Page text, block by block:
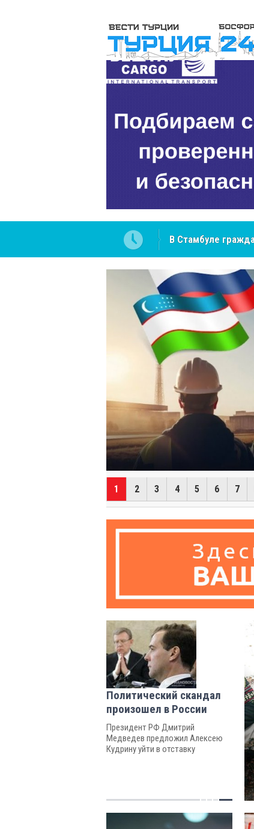
в юридических NCS Jeans:
ТЮРКСКИЙ
ТУРКЕСТАНЕ
1 2 3 4 5 6 7
Политический скандал
произошел в России
Президент РФ Дмитрий
Медведев предложил Алексею
Кудрину уйти в отставку